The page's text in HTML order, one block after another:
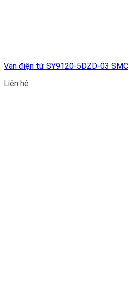
Van điện từ SY9120-5DZD-03 SMC
Liên hệ